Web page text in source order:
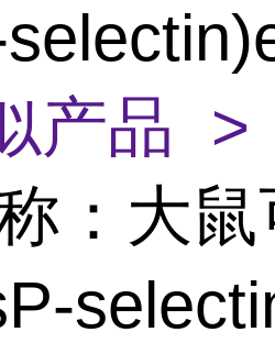
产品 >
：大